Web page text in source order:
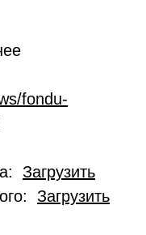
fondu-
Загрузить
Загрузить